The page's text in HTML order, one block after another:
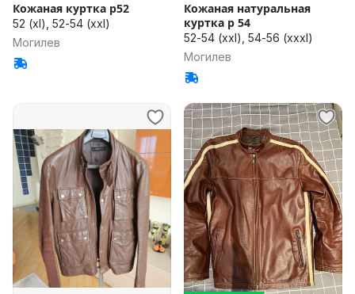
Кожаная куртка р52
52 (xl), 52-54 (xxl)
Могилев
Кожаная натуральная
куртка р 54
52-54 (xxl), 54-56 (xxxl)
Могилев